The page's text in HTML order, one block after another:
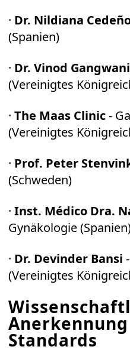
· Dr. Nildiana
(Spanien)
· Dr. Vinod Gangwani
(Vereinigtes
· The Maas Clinic-
(Vereinigtes
· Prof. Peter
(Schweden)
· Inst. Médico Dra.
Gynäkologie
· Dr. Devinder Bansi
(Vereinigtes
Standards